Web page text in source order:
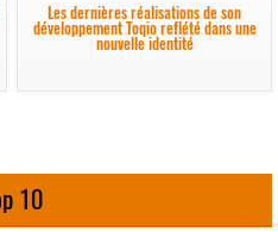
Les dernières réalisations de son
développement Toqio reflété dans une
nouvelle identité
10